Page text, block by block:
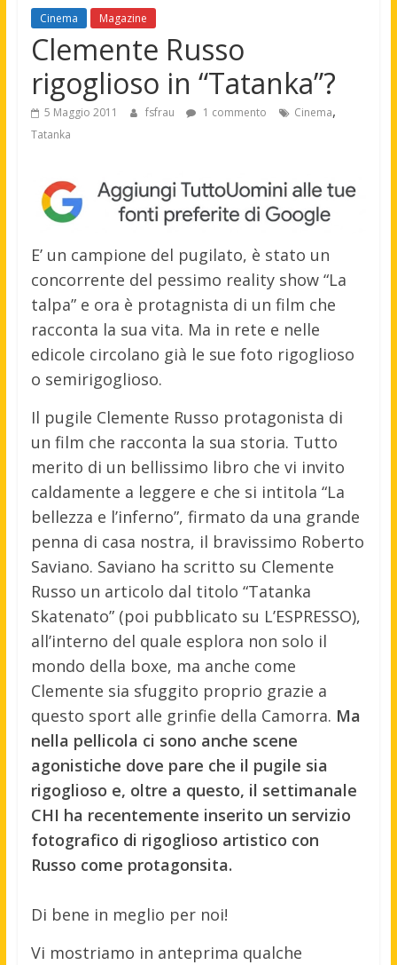
Cinema Magazine
Clemente Russo
rigoglioso in “Tatanka”?
5 Maggio 2011 fsfrau 1 commento Cinema,
Tatanka
E’ un campione del pugilato, è stato un
concorrente del pessimo reality show “La
talpa” e ora è protagnista di un film che
racconta la sua vita. Ma in rete e nelle
edicole circolano già le sue foto rigoglioso
o semirigoglioso.
Il pugile Clemente Russo protagonista di
un film che racconta la sua storia. Tutto
merito di un bellissimo libro che vi invito
caldamente a leggere e che si intitola “La
bellezza e l’inferno”, firmato da una grande
penna di casa nostra, il bravissimo Roberto
Saviano. Saviano ha scritto su Clemente
Russo un articolo dal titolo “Tatanka
Skatenato” (poi pubblicato su L’ESPRESSO),
all’interno del quale esplora non solo il
mondo della boxe, ma anche come
Clemente sia sfuggito proprio grazie a
questo sport alle grinfie della Camorra. Ma
nella pellicola ci sono anche scene
agonistiche dove pare che il pugile sia
rigoglioso e, oltre a questo, il settimanale
CHI ha recentemente inserito un servizio
fotografico di rigoglioso artistico con
Russo come protagonsita.
Di bene in meglio per noi!
Vi mostriamo in anteprima qualche